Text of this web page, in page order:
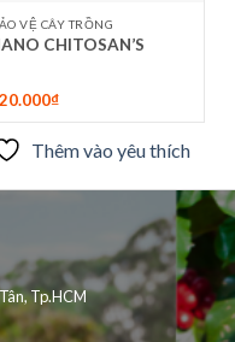
VỆ CÂY TRỒNG
CHITOSAN’S
₫
Thêm vào yêu thích
Tp.HCM